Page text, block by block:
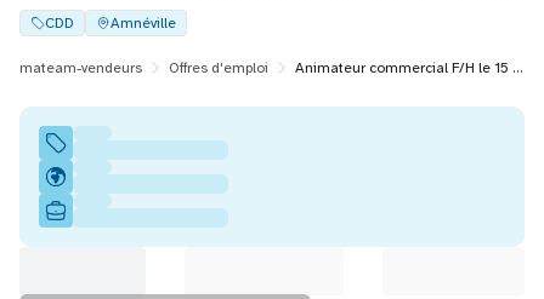
CDD Amnéville
mateam-vendeurs Offres d'emploi Animateur commercial F/H le 15 et le 16/05 à Amnéville (57)